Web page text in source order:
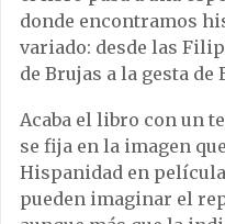
donde encontramos
variado: desde las
de Brujas a la gesta de
Acaba el libro con un
se fija en la imagen
Hispanidad en
pueden imaginar el